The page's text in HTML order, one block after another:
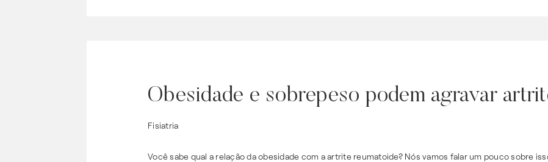
Obesidade e sobrepeso podem agravar
Fisiatria
Você sabe qual a relação da obesidade com a artrite reumatoide? Nós vamos falar um pouco sobre